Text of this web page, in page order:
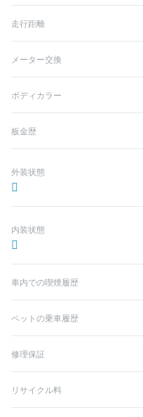
走行距離
メーター交換
ボディカラー
板金歴
外装状態
内装状態
車内での喫煙履歴
ペットの乗車履歴
修理保証
リサイクル料